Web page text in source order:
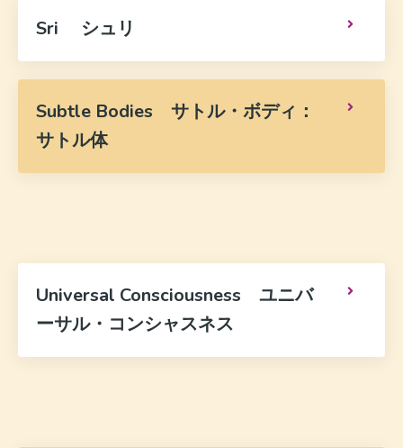
Sri シュリ
Subtle Bodies サトル・ボディ：
サトル体
Universal Consciousness ユニバ
ーサル・コンシャスネス